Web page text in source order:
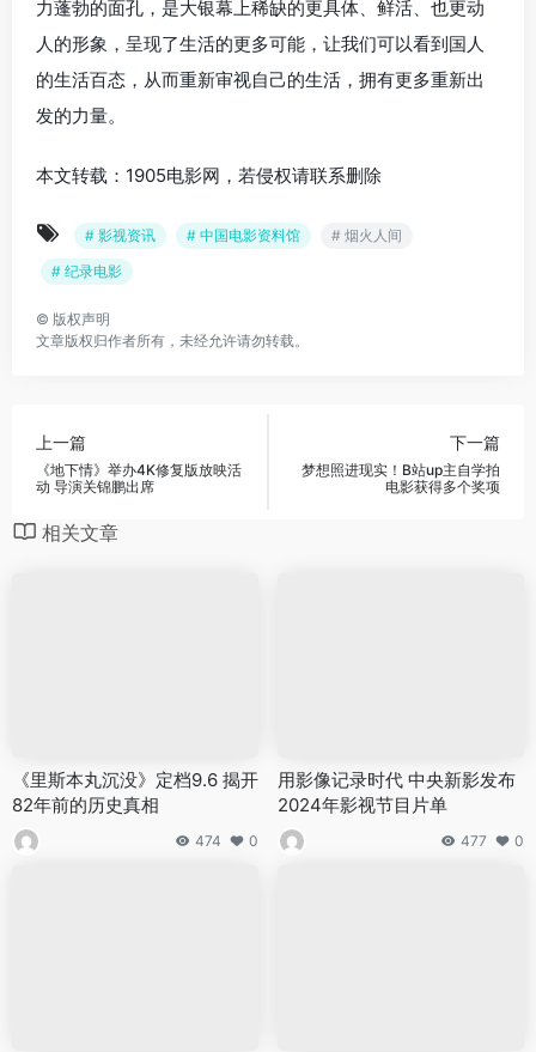
力蓬勃的面孔，是大银幕上稀缺的更具体、鲜活、也更动
人的形象，呈现了生活的更多可能，让我们可以看到国人
的生活百态，从而重新审视自己的生活，拥有更多重新出
发的力量。
本文转载：1905电影网，若侵权请联系删除
# 影视资讯 # 中国电影资料馆
# 烟火人间
# 纪录电影
© 版权声明
文章版权归作者所有，未经允许请勿转载。
上一篇
《地下情》举办4K修复版放映活
动 导演关锦鹏出席
下一篇
梦想照进现实！B站up主自学拍
电影获得多个奖项
相关文章
《里斯本丸沉没》定档9.6 揭开
82年前的历史真相
474 0
用影像记录时代 中央新影发布
2024年影视节目片单
477 0